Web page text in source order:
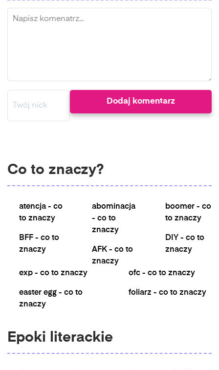
Co to znaczy?
atencja - co
to znaczy
BFF - co to
znaczy
abominacja
- co to
znaczy
AFK - co to
znaczy
boomer - co
to znaczy
DIY - co to
znaczy
exp - co to znaczy
easter egg - co to
znaczy
ofc - co to znaczy
foliarz - co to znaczy
Epoki literackie